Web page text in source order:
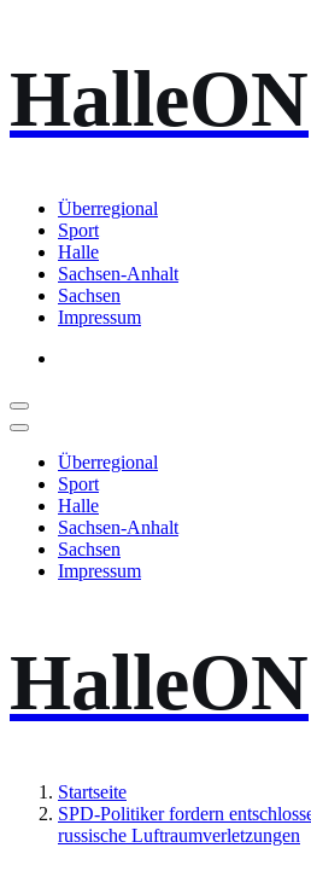
Inhalt
springen
HalleON
Überregional
Sport
Halle
Sachsen-Anhalt
Sachsen
Impressum
Überregional
Sport
Halle
Sachsen-Anhalt
Sachsen
Impressum
HalleON
Startseite
SPD-Politiker fordern
russische Luftraumverletzungen